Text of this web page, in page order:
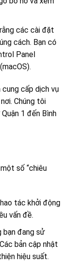
các cài đặt
cách. Bạn có
Panel
cung cấp dịch vụ
Chúng tôi
1 đến Bình
số “chiêu
tác khởi động
vấn đề.
bạn đang sử
bản cập nhật
hiệu suất.